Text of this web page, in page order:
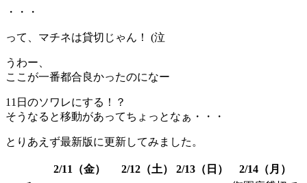
・・・
って、マチネは貸切じゃん！ (泣
うわー、
ここが一番都合良かったのになー
11日のソワレにする！？
そうなると移動があってちょっとなぁ・・・
とりあえず最新版に更新してみました。
2/11（金） 2/12（土） 2/13（日）
2/14（月）